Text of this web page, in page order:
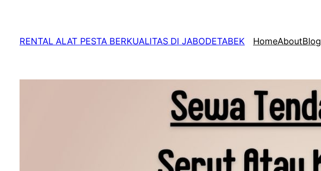
RENTAL ALAT PESTA BERKUALITAS DI JABODETABEK HomeAboutBlog